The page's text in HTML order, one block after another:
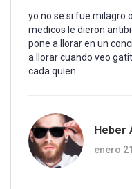
yo no se si fue milagro
medicos le dieron
pone a llorar en un
a llorar cuando veo
cada quien
Heber
enero